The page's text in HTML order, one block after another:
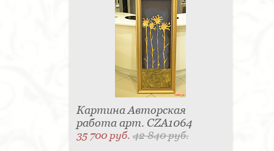
Картина Авторская
работа арт. CZA1064
35 700 руб.42 840 руб.